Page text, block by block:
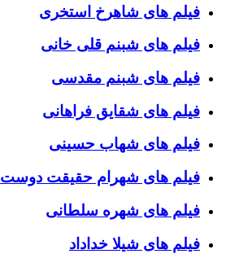
فیلم های شاهرخ استخری
فیلم های شبنم قلی خانی
فیلم های شبنم مقدسی
فیلم های شقایق فراهانی
فیلم های شهاب حسینی
فیلم های شهرام حقیقت دوست
فیلم های شهره سلطانی
فیلم های شیلا خداداد